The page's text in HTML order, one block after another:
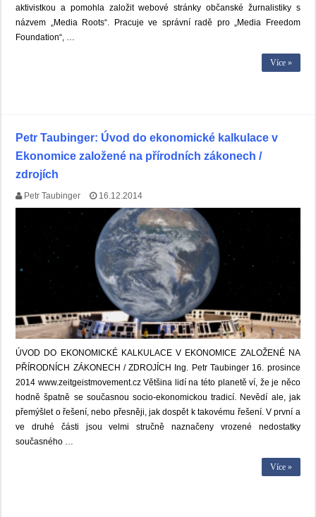
aktivistkou a pomohla založit webové stránky občanské žurnalistiky s
názvem „Media Roots“. Pracuje ve správní radě pro „Media Freedom
Foundation“, …
Více »
Petr Taubinger: Úvod do ekonomické kalkulace v
Ekonomice založené na přírodních zákonech /
zdrojích
Petr Taubinger 16.12.2014
ÚVOD DO EKONOMICKÉ KALKULACE V EKONOMICE ZALOŽENÉ NA
PŘÍRODNÍCH ZÁKONECH / ZDROJÍCH Ing. Petr Taubinger 16. prosince
2014 www.zeitgeistmovement.cz Většina lidí na této planetě ví, že je něco
hodně špatně se současnou socio-ekonomickou tradicí. Nevědí ale, jak
přemýšlet o řešení, nebo přesněji, jak dospět k takovému řešení. V první a
ve druhé části jsou velmi stručně naznačeny vrozené nedostatky
současného …
Více »